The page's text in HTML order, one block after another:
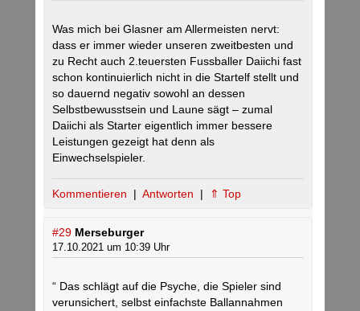
Was mich bei Glasner am Allermeisten nervt:
dass er immer wieder unseren zweitbesten und
zu Recht auch 2.teuersten Fussballer Daiichi fast
schon kontinuierlich nicht in die Startelf stellt und
so dauernd negativ sowohl an dessen
Selbstbewusstsein und Laune sägt – zumal
Daiichi als Starter eigentlich immer bessere
Leistungen gezeigt hat denn als
Einwechselspieler.
Kommentieren | Antworten | ⇑ Top
#29 Merseburger
17.10.2021 um 10:39 Uhr
“ Das schlägt auf die Psyche, die Spieler sind
verunsichert, selbst einfachste Ballannahmen